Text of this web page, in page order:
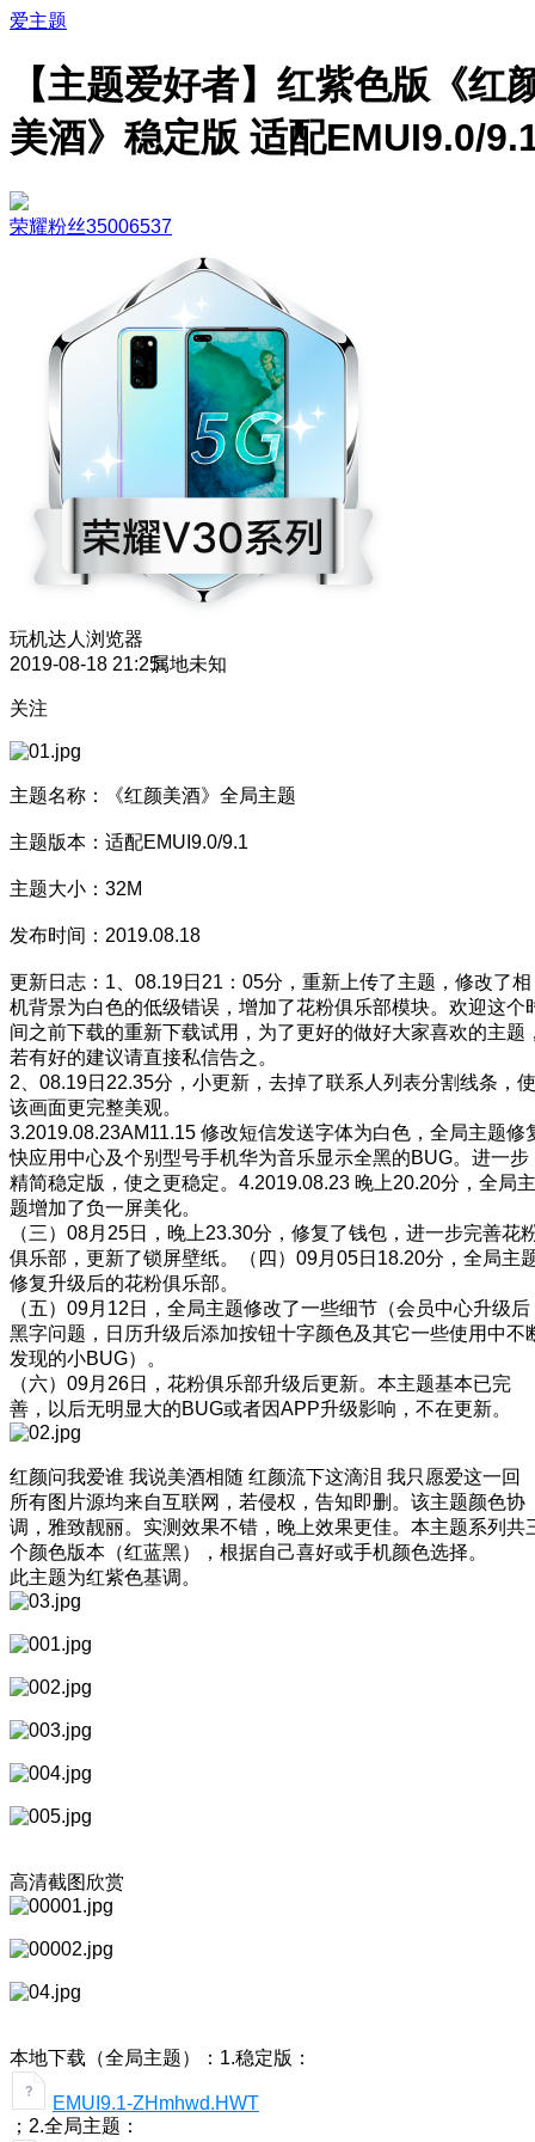
爱主题
【主题爱好者】红紫色版《红
美酒》稳定版 适配EMUI9.0/
荣耀粉丝35006537
玩机达人 浏览器
2019-08-18 21:25属地未知
关注
主题名称：《红颜美酒》全局主题
主题版本：适配EMUI9.0/9.1
主题大小：32M
发布时间：2019.08.18
更新日志：1、08.19日21：05分，重新上传了主题，修改了相
机背景为白色的低级错误，增加了花粉俱乐部模块。欢迎这个
间之前下载的重新下载试用，为了更好的做好大家喜欢的主题
若有好的建议请直接私信告之。
2、08.19日22.35分，小更新，去掉了联系人列表分割线条，使
该画面更完整美观。
3.2019.08.23AM11.15 修改短信发送字体为白色，全局主题修
快应用中心及个别型号手机华为音乐显示全黑的BUG。进一步
精简稳定版，使之更稳定。4.2019.08.23 晚上20.20分，全局主
题增加了负一屏美化。
（三）08月25日，晚上23.30分，修复了钱包，进一步完善花
俱乐部，更新了锁屏壁纸。（四）09月05日18.20分，全局主
修复升级后的花粉俱乐部。
（五）09月12日，全局主题修改了一些细节（会员中心升级后
黑字问题，日历升级后添加按钮十字颜色及其它一些使用中不
发现的小BUG）。
（六）09月26日，花粉俱乐部升级后更新。本主题基本已完
善，以后无明显大的BUG或者因APP升级影响，不在更新。
红颜问我爱谁 我说美酒相随 红颜流下这滴泪 我只愿爱这一回
所有图片源均来自互联网，若侵权，告知即删。该主题颜色协
调，雅致靓丽。实测效果不错，晚上效果更佳。本主题系列共
个颜色版本（红蓝黑），根据自己喜好或手机颜色选择。
此主题为红紫色基调。
高清截图欣赏
本地下载（全局主题）：1.稳定版：
EMUI9.1-ZHmhwd.HWT
；2.全局主题：